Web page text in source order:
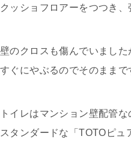
クッショフロアーをつつき、
壁のクロスも傷んでいました
すぐにやぶるのでそのままで
トイレはマンション壁配管な
スタンダードな「TOTOピュ